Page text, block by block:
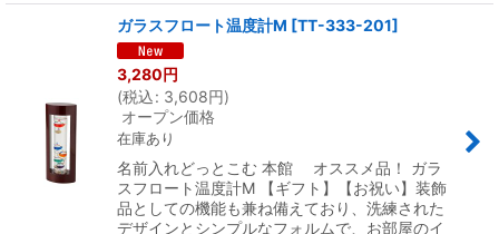
ガラスフロート温度計M [TT-333-201]
3,280円
(税込: 3,608円)
オープン価格
在庫あり
名前入れどっとこむ 本館 オススメ品！ ガラ
スフロート温度計M 【ギフト】【お祝い】装飾
品としての機能も兼ね備えており、洗練された
デザインとシンプルなフォルムで、お部屋のイ